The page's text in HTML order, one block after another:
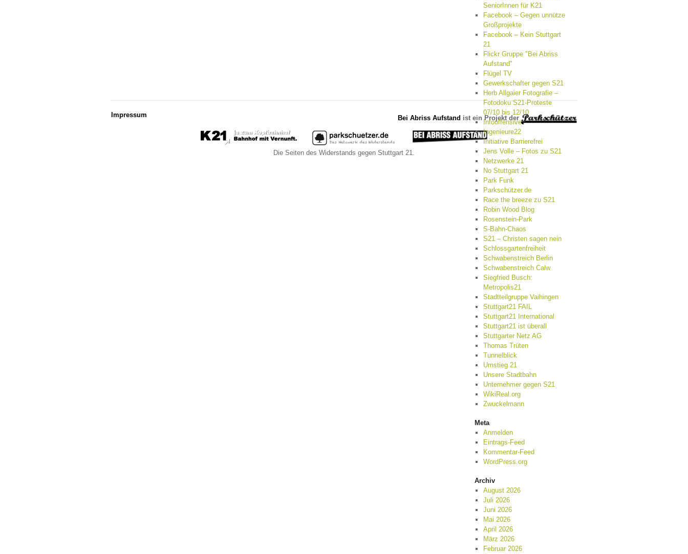
SeniorInnen für K21
Facebook – Gegen unnütze
Großprojekte
Facebook – Kein Stuttgart
21
Flickr Gruppe "Bei Abriss
Aufstand"
Flügel TV
Gewerkschafter gegen S21
Herb Allgaier Fotografie –
Fotodoku S21-Proteste
07/10 bis 12/10
Infooffensive
Ingenieure22
Initiative Barrierefrei
Jens Volle – Fotos zu S21
Netzwerke 21
No Stuttgart 21
Park Funk
Parkschützer.de
Race the breeze zu S21
Robin Wood Blog
Rosenstein-Park
S-Bahn-Chaos
S21 – Christen sagen nein
Schlossgartenfreiheit
Schwabenstreich Berlin
Schwabenstreich Calw
Siegfried Busch:
Metropolis21
Stadtteilgruppe Vaihingen
Stuttgart21 FAIL
Stuttgart21 International
Stuttgart21 ist überall
Stuttgarter Netz AG
Thomas Trüten
Tunnelblick
Umstieg 21
Unsere Stadtbahn
Unternehmer gegen S21
WikiReal.org
Zwuckelmann
Meta
Anmelden
Eintrags-Feed
Kommentar-Feed
WordPress.org
Archiv
August 2026
Juli 2026
Juni 2026
Mai 2026
April 2026
März 2026
Februar 2026
Bei Abriss Aufstand ist ein Projekt der
Impressum
Die Seiten des Widerstands gegen Stuttgart 21.